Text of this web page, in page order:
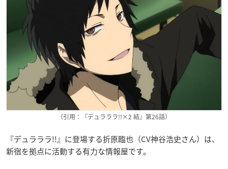
（引用：『デュラララ!!×2 結』第26話）
『デュラララ!!』に登場する折原臨也（CV神谷浩史さん）は、
新宿を拠点に活動する有力な情報屋です。